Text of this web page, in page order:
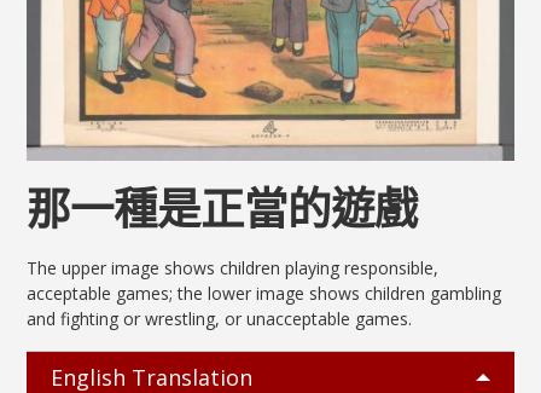
那一種是正當的遊戲
The upper image shows children playing responsible,
acceptable games; the lower image shows children gambling
and fighting or wrestling, or unacceptable games.
English Translation